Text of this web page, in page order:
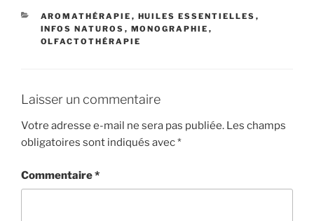
CATÉGORIES
AROMATHÉRAPIE , HUILES ESSENTIELLES ,
INFOS NATUROS , MONOGRAPHIE ,
OLFACTOTHÉRAPIE
Laisser un commentaire
Votre adresse e-mail ne sera pas publiée. Les champs
obligatoires sont indiqués avec*
Commentaire*